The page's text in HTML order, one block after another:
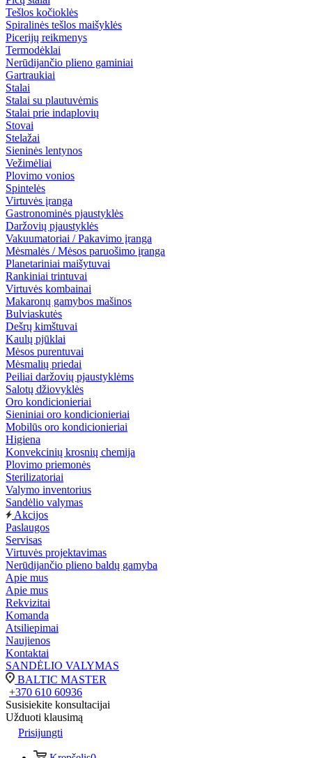
Tešlos kočioklės
Spiralinės tešlos maišyklės
Picerijų reikmenys
Termodėklai
Nerūdijančio plieno gaminiai
Gartraukiai
Stalai
Stalai su plautuvėmis
Stalai prie indaplovių
Stovai
Stelažai
Sieninės lentynos
Vežimėliai
Plovimo vonios
Spintelės
Virtuvės įranga
Gastronominės pjaustyklės
Daržovių pjaustyklės
Vakuumatoriai / Pakavimo įranga
Mėsmalės / Mėsos paruošimo įranga
Planetariniai maišytuvai
Rankiniai trintuvai
Virtuvės kombainai
Makaronų gamybos mašinos
Bulviaskutės
Dešrų kimštuvai
Kaulų pjūklai
Mėsos purentuvai
Mėsmalių priedai
Peiliai daržovių pjaustyklėms
Salotų džiovyklės
Oro kondicionieriai
Sieniniai oro kondicionieriai
Mobilūs oro kondicionieriai
Higiena
Konvekcinių krosnių chemija
Plovimo priemonės
Sterilizatoriai
Valymo inventorius
Sandėlio valymas
Akcijos
Paslaugos
Servisas
Virtuvės projektavimas
Nerūdijančio plieno baldų gamyba
Apie mus
Apie mus
Rekvizitai
Komanda
Atsiliepimai
Naujienos
Kontaktai
SANDĖLIO VALYMAS
BALTIC MASTER
+370 610 60936
Susisiekite konsultacijai
Užduoti klausimą
Prisijungti